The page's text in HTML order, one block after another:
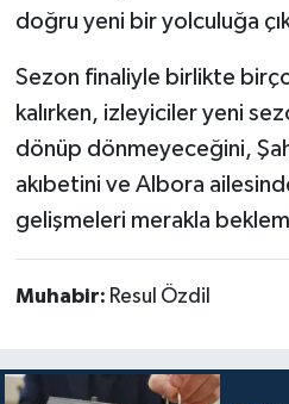
doğru yeni bir yolculuğa
Sezon finaliyle birlikte
kalırken, izleyiciler yeni
dönüp dönmeyeceğini,
akıbetini ve Albora
gelişmeleri merakla
Muhabir: Resul Özdil